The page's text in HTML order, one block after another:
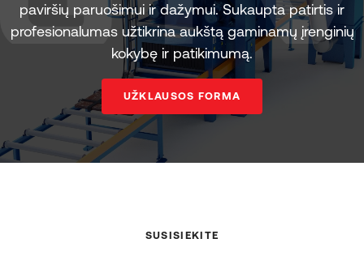
paviršių paruošimui ir dažymui. Sukaupta patirtis ir
profesionalumas užtikrina aukštą gaminamų įrenginių
kokybę ir patikimumą.
UŽKLAUSOS FORMA
SUSISIEKITE